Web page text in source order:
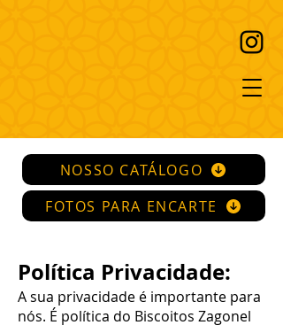
NOSSO CATÁLOGO
FOTOS PARA ENCARTE
Política Privacidade:
A sua privacidade é importante para
nós. É política do Biscoitos Zagonel